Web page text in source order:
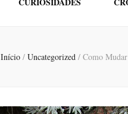
Início / Uncategorized / Como